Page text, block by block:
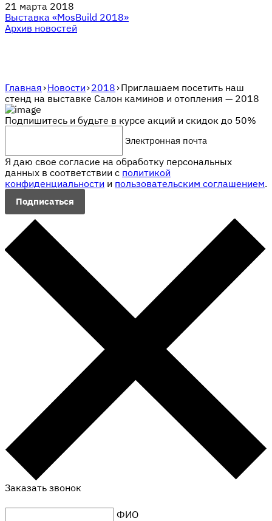
21 марта 2018
Выставка «MosBuild 2018»
Архив новостей
Главная ›Новости ›2018 ›Приглашаем посетить наш
стенд на выставке Салон каминов и отопления — 2018
Подпишитесь и будьте в курсе акций и скидок до 50%
Электронная почта
Я даю свое согласие на обработку персональных
данных в соответствии с политикой
конфиденциальности и пользовательским соглашением.
Заказать звонок
ФИО